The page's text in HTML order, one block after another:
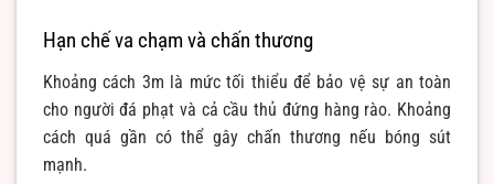
Hạn chế va chạm và chấn thương
Khoảng cách 3m là mức tối thiểu để bảo vệ sự an toàn
cho người đá phạt và cả cầu thủ đứng hàng rào. Khoảng
cách quá gần có thể gây chấn thương nếu bóng sút
mạnh.